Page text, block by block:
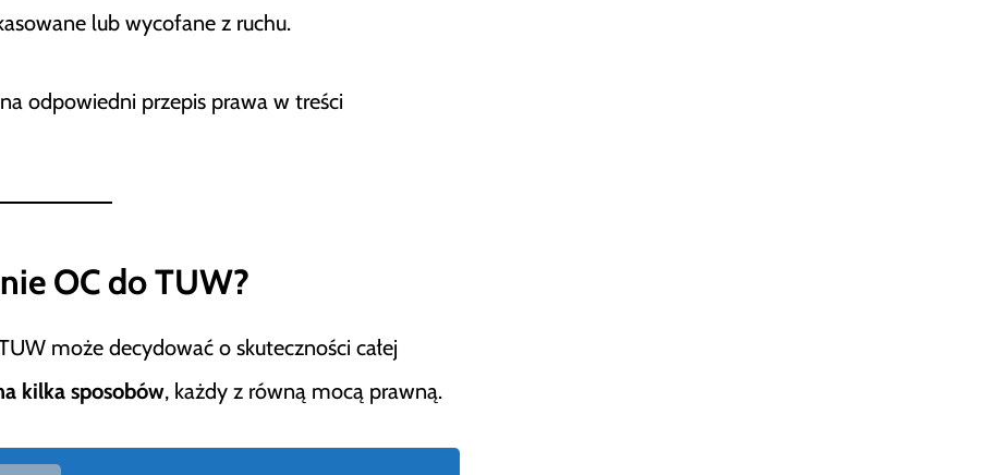
lub wycofane z ruchu.
odpowiedni przepis prawa w treści
OC do TUW?
może decydować o skuteczności całej
kilka sposobów, każdy z równą mocą prawną.